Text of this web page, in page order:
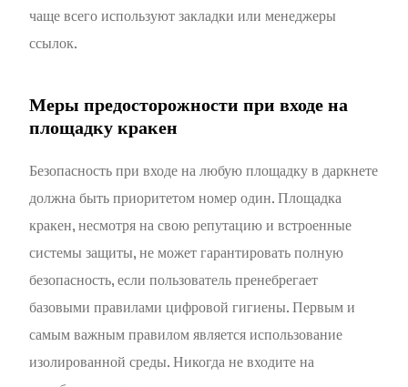
чаще всего используют закладки или менеджеры
ссылок.
Меры предосторожности при входе на
площадку кракен
Безопасность при входе на любую площадку в даркнете
должна быть приоритетом номер один. Площадка
кракен, несмотря на свою репутацию и встроенные
системы защиты, не может гарантировать полную
безопасность, если пользователь пренебрегает
базовыми правилами цифровой гигиены. Первым и
самым важным правилом является использование
изолированной среды. Никогда не входите на